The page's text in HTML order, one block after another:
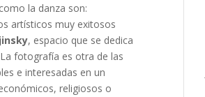
la danza son:
artísticos muy exitosos
, espacio que se dedica
fotografía es otra de las
e interesadas en un
religiosos o